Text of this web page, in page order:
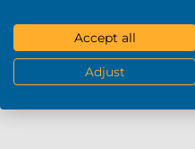
Accept all
Adjust